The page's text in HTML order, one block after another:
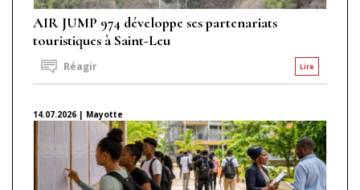
AIR JUMP 974 développe ses partenariats
touristiques à Saint-Leu
Lire
Réagir
14.07.2026 | Mayotte